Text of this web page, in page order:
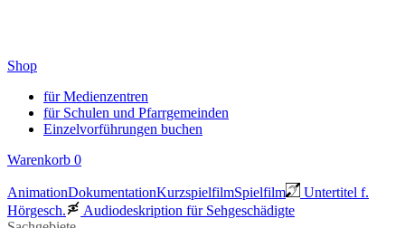
Shop
für Medienzentren
für Schulen und Pfarrgemeinden
Einzelvorführungen buchen
Warenkorb 0
AnimationDokumentationKurzspielfilmSpielfilm
Untertitel f.
Hörgesch.
Audiodeskription für Sehgeschädigte